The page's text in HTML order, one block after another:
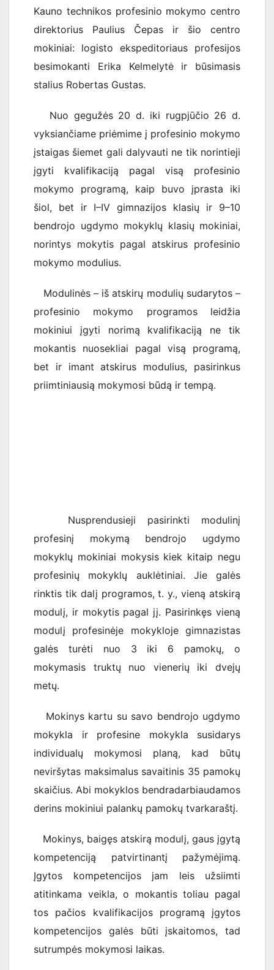
Kauno technikos profesinio mokymo centro
direktorius Paulius Čepas ir šio centro
mokiniai: logisto ekspeditoriaus profesijos
besimokanti Erika Kelmelytė ir būsimasis
stalius Robertas Gustas.
Nuo gegužės 20 d. iki rugpjūčio 26 d.
vyksiančiame priėmime į profesinio mokymo
įstaigas šiemet gali dalyvauti ne tik norintieji
įgyti kvalifikaciją pagal visą profesinio
mokymo programą, kaip buvo įprasta iki
šiol, bet ir I–IV gimnazijos klasių ir 9–10
bendrojo ugdymo mokyklų klasių mokiniai,
norintys mokytis pagal atskirus profesinio
mokymo modulius.
Modulinės – iš atskirų modulių sudarytos –
profesinio mokymo programos leidžia
mokiniui įgyti norimą kvalifikaciją ne tik
mokantis nuosekliai pagal visą programą,
bet ir imant atskirus modulius, pasirinkus
priimtiniausią mokymosi būdą ir tempą.
Nusprendusieji pasirinkti modulinį
profesinį mokymą bendrojo ugdymo
mokyklų mokiniai mokysis kiek kitaip negu
profesinių mokyklų auklėtiniai. Jie galės
rinktis tik dalį programos, t. y., vieną atskirą
modulį, ir mokytis pagal jį. Pasirinkęs vieną
modulį profesinėje mokykloje gimnazistas
galės turėti nuo 3 iki 6 pamokų, o
mokymasis truktų nuo vienerių iki dvejų
metų.
Mokinys kartu su savo bendrojo ugdymo
mokykla ir profesine mokykla susidarys
individualų mokymosi planą, kad būtų
neviršytas maksimalus savaitinis 35 pamokų
skaičius. Abi mokyklos bendradarbiaudamos
derins mokiniui palankų pamokų tvarkaraštį.
Mokinys, baigęs atskirą modulį, gaus įgytą
kompetenciją patvirtinantį pažymėjimą.
Įgytos kompetencijos jam leis užsiimti
atitinkama veikla, o mokantis toliau pagal
tos pačios kvalifikacijos programą įgytos
kompetencijos galės būti įskaitomos, tad
sutrumpės mokymosi laikas.